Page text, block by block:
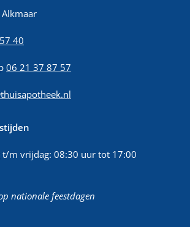
40
06 21 37 87 57
t/m vrijdag: 08:30 uur tot 17:00
nationale feestdagen